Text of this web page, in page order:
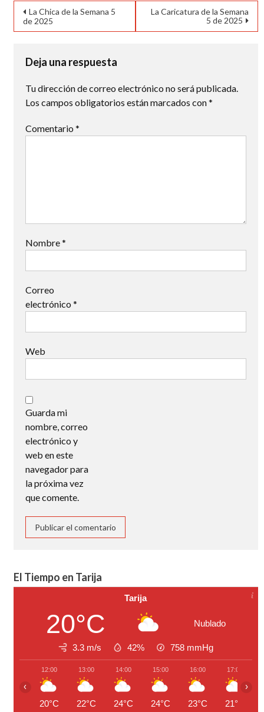
Navegación
de
entradas
La Chica de la Semana 5
de 2025
La Caricatura de la Semana
5 de 2025
Deja una respuesta
Tu dirección de correo electrónico no será publicada.
Los campos obligatorios están marcados con*
Comentario *
Nombre*
Correo
electrónico *
Web
Guarda mi
nombre, correo
electrónico y
web en este
navegador para
la próxima vez
que comente.
El Tiempo en Tarija
Tarija
20°C Nublado
3.3 m/s 42% 758 mmHg
12:00
20°C
13:00
22°C
14:00
24°C
15:00
24°C
16:00
23°C
17:00
21°C
‹ ›